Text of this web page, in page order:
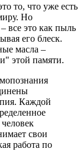
то, что уже есть
Но
все это как пыль
его блеск.
масла –
этой памяти.
Каждой
свои
работа по